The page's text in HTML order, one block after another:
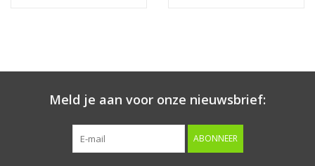
Meld je aan voor onze nieuwsbrief:
ABONNEER